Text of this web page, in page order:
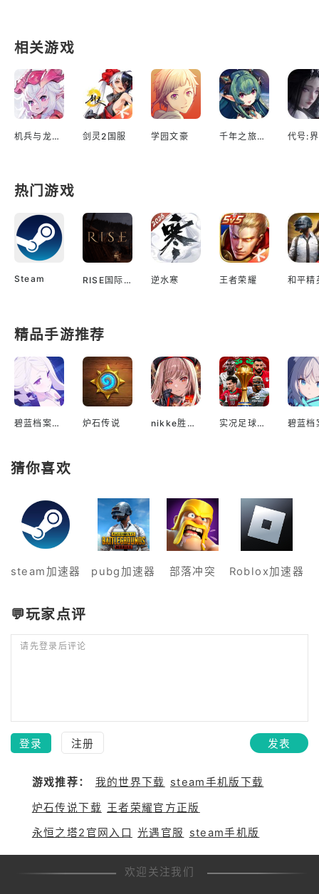
相关游戏
机兵与龙日服 剑灵2国服 学园文豪 千年之旅台服 代号:界
热门游戏
Steam RISE国际服 逆水寒 王者荣耀 和平精
精品手游推荐
碧蓝档案国际服 炉石传说 nikke胜利女神国际服 实况足球2022手游
猜你喜欢
steam加速器 pubg加速器 部落冲突 Roblox加速器
💬玩家点评
请先登录后评论
登录 注册 发表
游戏推荐： 我的世界下载 steam手机版下载
炉石传说下载 王者荣耀官方正版
永恒之塔2官网入口
光遇官服 steam手机版
欢迎关注我们